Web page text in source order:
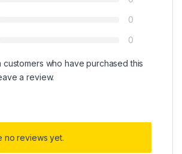
0
0
who have purchased this
a review.
no reviews yet.